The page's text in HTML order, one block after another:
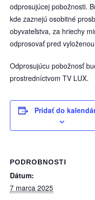
odprosujúcej pobožnosti.
kde zaznejú osobitné
obyvateľstva, za hriechy
odprosovať pred
Odprosujúcu pobožnosť
prostredníctvom TV LUX.
Pridať do
PODROBNOSTI
Dátum:
7 marca 2025